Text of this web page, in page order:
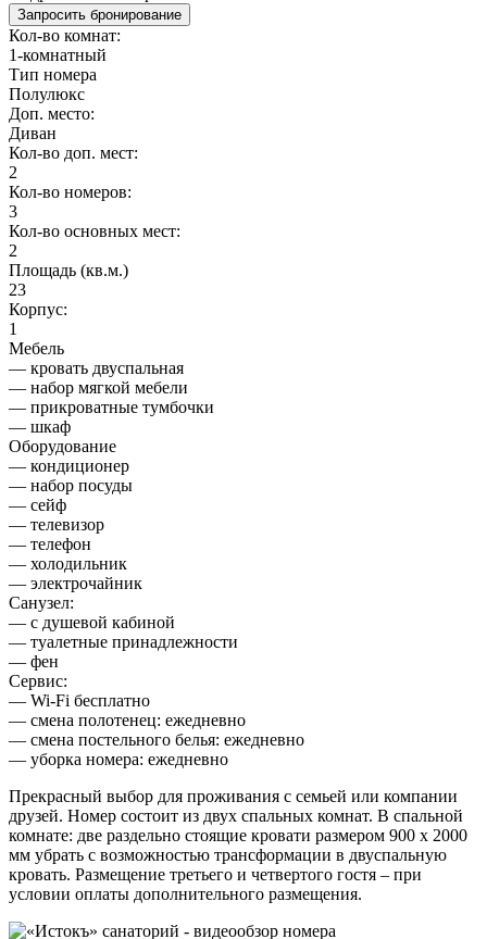
Запросить бронирование
Кол-во комнат:
1-комнатный
Тип номера
Полулюкс
Доп. место:
Диван
Кол-во доп. мест:
2
Кол-во номеров:
3
Кол-во основных мест:
2
Площадь (кв.м.)
23
Корпус:
1
Мебель
— кровать двуспальная
— набор мягкой мебели
— прикроватные тумбочки
— шкаф
Оборудование
— кондиционер
— набор посуды
— сейф
— телевизор
— телефон
— холодильник
— электрочайник
Санузел:
— с душевой кабиной
— туалетные принадлежности
— фен
Сервис:
— Wi-Fi бесплатно
— смена полотенец: ежедневно
— смена постельного белья: ежедневно
— уборка номера: ежедневно
Прекрасный выбор для проживания с семьей или компании
друзей. Номер состоит из двух спальных комнат. В спальной
комнате: две раздельно стоящие кровати размером 900 х 2000
мм убрать с возможностью трансформации в двуспальную
кровать. Размещение третьего и четвертого гостя – при
условии оплаты дополнительного размещения.